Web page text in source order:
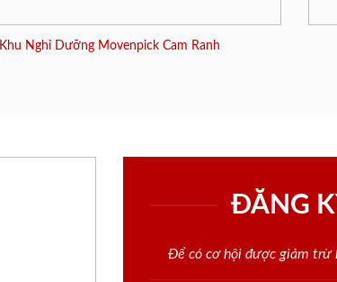
Khu Nghỉ Dưỡng Movenpick Cam Ranh
ĐĂNG
Để có cơ hội được giảm trừ